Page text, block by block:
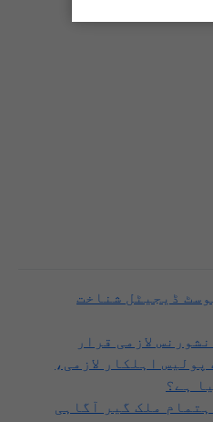
ڈیجیٹل شناخت
لازمی قرار
پولیس اہلکار لازمی،
ہے؟
ملک گیر آگاہی